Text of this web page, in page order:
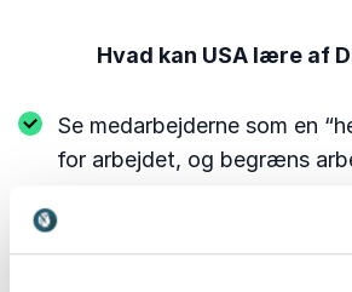
Hvad kan USA lære af
Se medarbejderne som en
for arbejdet, og begræns
Giv medarbejderne større
jobbet for at få dem til at